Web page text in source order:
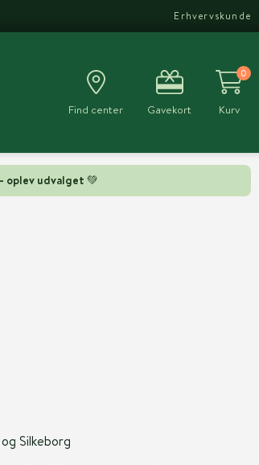
oplev udvalget 💚
Erhvervskunde
Find center Gavekort
0
Kurv
Silkeborg